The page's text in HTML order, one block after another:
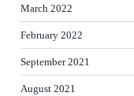
March 2022
February 2022
September 2021
August 2021